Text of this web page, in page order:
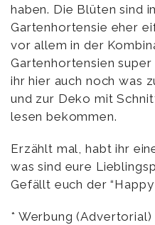
haben. Die Blüten sind
Gartenhortensie eher
vor allem in der
Gartenhortensien
ihr hier auch noch was
und zur Deko mit
lesen bekommen.
Erzählt mal, habt ihr
was sind eure
Gefällt euch der
* Werbung (Advertorial)